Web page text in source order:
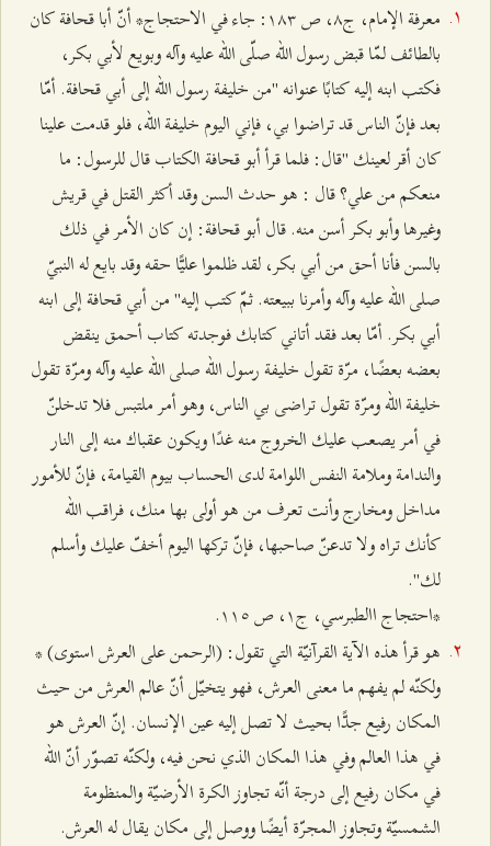
معرفة الإمام، ج۸، ص ۱۸٣: جاء في الاحتجاج* أنّ أبا قحافة كان
بالطائف لمّا قبض رسول الله صلّى الله عليه وآله وبويع لأبي بكر،
فكتب ابنه إليه كتابًا عنوانه "من خليفة رسول الله إلى أبي قحافة. أمّا
بعد فإنّ الناس قد تراضوا بي، فإني اليوم خليفة الله، فلو قدمت علينا
كان أقر لعينك "قال: فلما قرأ أبو قحافة الكتاب قال للرسول: ما
منعكم من علي؟ قال : هو حدث السن وقد أكثر القتل في قريش
وغيرها وأبو بكر أسن منه. قال أبو قحافة: إن كان الأمر في ذلك
بالسن فأنا أحق من أبي بكر، لقد ظلموا عليًّا حقه وقد بايع له النبيّ
صلى الله عليه وآله وأمرنا ببيعته. ثمّ كتب إليه" من أبي قحافة إلى ابنه
أبي بكر. أمّا بعد فقد أتاني كتابك فوجدته كتاب أحمق ينقض
بعضه بعضًا، مرّة تقول خليفة رسول الله صلى الله عليه وآله ومرّة تقول
خليفة الله ومرّة تقول تراضى بي الناس، وهو أمر ملتبس فلا تدخلنّ
في أمر يصعب عليك الخروج منه غدًا ويكون عقباك منه إلى النار
والندامة وملامة النفس اللوامة لدى الحساب بيوم القيامة، فإنّ للأمور
مداخل ومخارج وأنت تعرف من هو أولى بها منك، فراقب الله
كأنك تراه ولا تدعنّ صاحبها، فإنّ تركها اليوم أخفّ عليك وأسلم
لك".
*احتجاج االطبرسي، ج۱، ص ۱۱٥.
هو قرأ هذه الآية القرآنيّة التي تقول: (الرحمن على العرش استوى) *
ولكنّه لم يفهم ما معنى العرش، فهو يتخيّل أنّ عالم العرش من حيث
المكان رفيع جدًّا بحيث لا تصل إليه عين الإنسان. إنّ العرش هو
في هذا العالم وفي هذا المكان الذي نحن فيه، ولكنّه تصوّر أنّ الله
في مكان رفيع إلى درجة أنّه تجاوز الكرة الأرضيّة والمنظومة
الشمسيّة وتجاوز المجرّة أيضًا ووصل إلى مكان يقال له العرش.